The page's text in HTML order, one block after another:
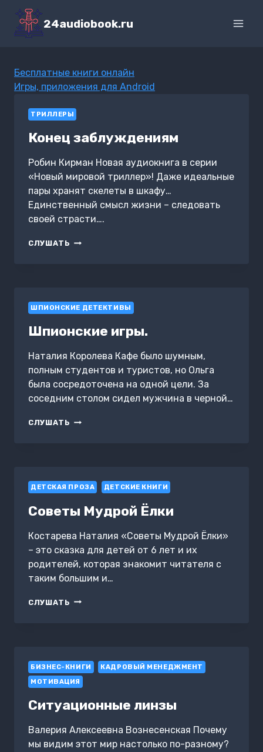
Перейти
содержимому
24audiobook.ru
Бесплатные книги онлайн
Игры, приложения для Android
ТРИЛЛЕРЫ
Конец заблуждениям
Робин Кирман Новая аудиокнига в серии
«Новый мировой триллер»! Даже идеальные
пары хранят скелеты в шкафу…
Единственный смысл жизни – следовать
своей страсти….
СЛУШАТЬ КОНЕЦ
ШПИОНСКИЕ ДЕТЕКТИВЫ
Шпионские игры.
Наталия Королева Кафе было шумным,
полным студентов и туристов, но Ольга
была сосредоточена на одной цели. За
соседним столом сидел мужчина в черной…
СЛУШАТЬ ШПИОНСКИЕ
ДЕТСКАЯ ПРОЗА ДЕТСКИЕ КНИГИ
Советы Мудрой Ёлки
Костарева Наталия «Советы Мудрой Ёлки»
– это сказка для детей от 6 лет и их
родителей, которая знакомит читателя с
таким большим и…
СЛУШАТЬ СОВЕТЫ
БИЗНЕС-КНИГИ
КАДРОВЫЙ МЕНЕДЖМЕНТ
МОТИВАЦИЯ
Ситуационные линзы
Валерия Алексеевна Вознесенская Почему
мы видим этот мир настолько по-разному?